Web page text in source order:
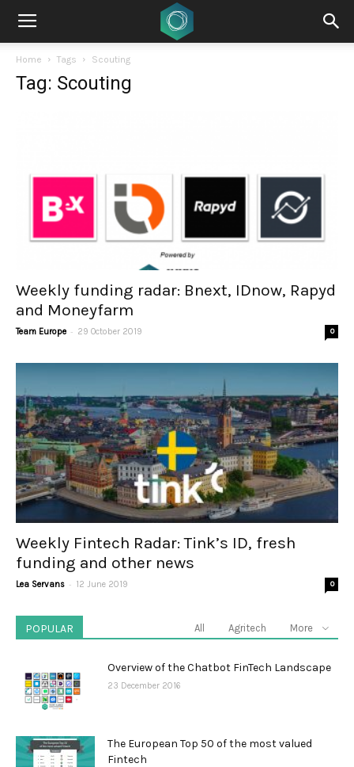
Home Tags Scouting
Tag: Scouting
Weekly funding radar: Bnext, IDnow, Rapyd
and Moneyfarm
Team Europe - 29 October 2019 0
Weekly Fintech Radar: Tink’s ID, fresh
funding and other news
Lea Servans - 12 June 2019 0
POPULAR All Agritech More
Overview of the Chatbot FinTech Landscape
23 December 2016
The European Top 50 of the most valued
Fintech